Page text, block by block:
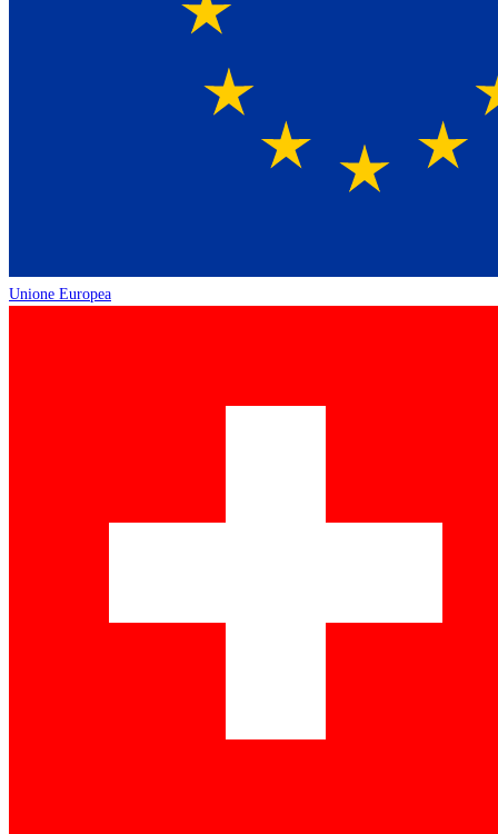
Unione Europea